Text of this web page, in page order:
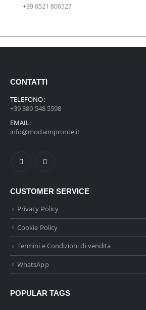
+39 0521 806527
CONTATTI
TELEFONO:
+39 389 548 5598
EMAIL:
info@modaimpronte.it
CUSTOMER SERVICE
Privacy Policy
Cookie Policy
Termini e Condizioni di vendita
WhatsApp
POPULAR TAGS